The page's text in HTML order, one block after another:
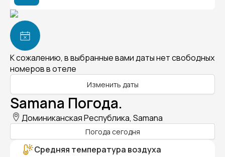
К сожалению, в выбранные вами даты нет свободных
номеров в отеле
Изменить даты
Samana Погода.
Доминиканская Республика, Samana
Погода сегодня
Средняя температура воздуха